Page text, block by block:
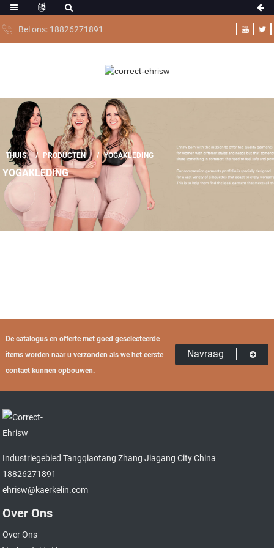
Bel ons: 18826271891
THUIS PRODUCTEN YOGAKLEDING
YOGAKLEDING
De catalogus en offerte met goed geselecteerde
items worden naar u verzonden als we het eerste
contact kunnen opbouwen.
Navraag
Industriegebied Tangqiaotang Zhang Jiagang City China
18826271891
ehrisw@kaerkelin.com
Over Ons
Over Ons